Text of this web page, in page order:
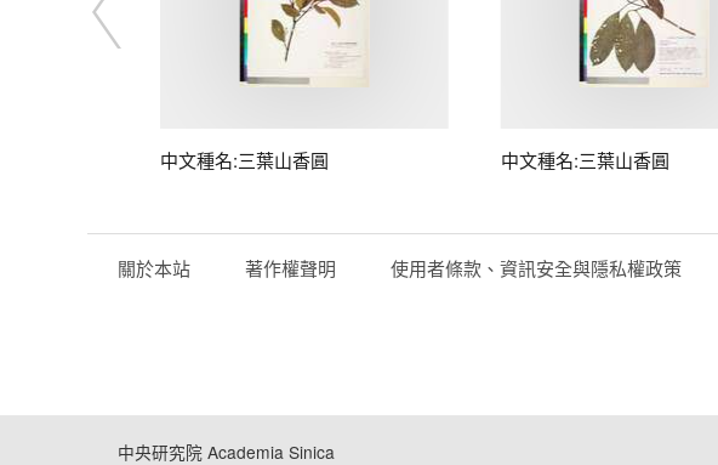
中文種名:三葉山香圓 中文種名:三葉山香圓
關於本站 著作權聲明 使用者條款、資訊安全與隱私權政策
中央研究院 Academia Sinica